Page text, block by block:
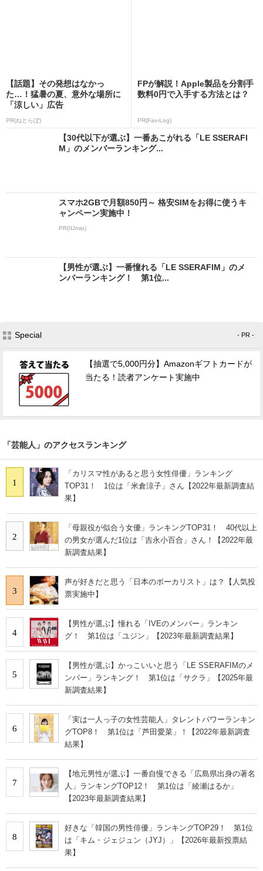
【話題】その発想はなかっ
た…！猛暑の夏、意外な場所に
「涼しい」広告
PR(ねとらぼ)
FPが解説！Apple製品を分割手
数料0円で入手する方法とは？
PR(Fav-Log)
【30代以下が選ぶ】一番あこがれる「LE SSERAFI
M」のメンバーランキング...
スマホ2GBで月額850円～ 格安SIMをお得に使うキ
ャンペーン実施中！
PR(IIJmio)
【男性が選ぶ】一番憧れる「LE SSERAFIM」のメ
ンバーランキング！ 第1位...
Special - PR -
【抽選で5,000円分】Amazonギフトカードが
当たる！読者アンケート実施中
「芸能人」のアクセスランキング
1
「カリスマ性があると思う女性俳優」ランキング
TOP31！ 1位は「米倉涼子」さん【2022年最新調査結
果】
2
「母親役が似合う女優」ランキングTOP31！ 40代以上
の男女が選んだ1位は「吉永小百合」さん！【2022年最
新調査結果】
3
声が好きだと思う「日本のボーカリスト」は？【人気投
票実施中】
4
【男性が選ぶ】憧れる「IVEのメンバー」ランキン
グ！ 第1位は「ユジン」【2023年最新調査結果】
5
【男性が選ぶ】かっこいいと思う「LE SSERAFIMのメ
ンバー」ランキング！ 第1位は「サクラ」【2025年最
新調査結果】
6
「実は一人っ子の女性芸能人」タレントパワーランキン
グTOP8！ 第1位は「芦田愛菜」！【2022年最新調査
結果】
7
【地元男性が選ぶ】一番自慢できる「広島県出身の著名
人」ランキングTOP12！ 第1位は「綾瀬はるか」
【2023年最新調査結果】
8
好きな「韓国の男性俳優」ランキングTOP29！ 第1位
は「キム・ジェジュン（JYJ）」【2026年最新投票結
果】